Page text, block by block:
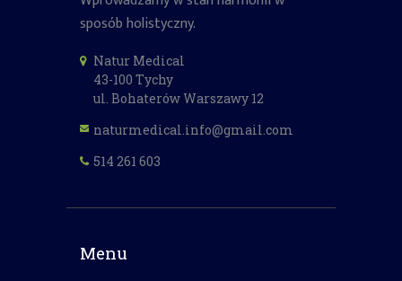
sposób holistyczny.
Natur Medical
43-100 Tychy
ul. Bohaterów Warszawy 12
naturmedical.info@gmail.com
514 261 603
Menu